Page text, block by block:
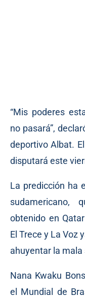
“Mis poderes
no pasará”,
deportivo Albat.
disputará este
La predicción ha
sudamericano,
obtenido en
El Trece y La Voz
ahuyentar la mala
Nana Kwaku
el Mundial de